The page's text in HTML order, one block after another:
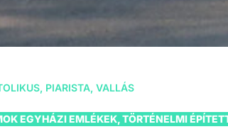
, PIARISTA, VALLÁS
EGYHÁZI EMLÉKEK,TÖRTÉNELMI